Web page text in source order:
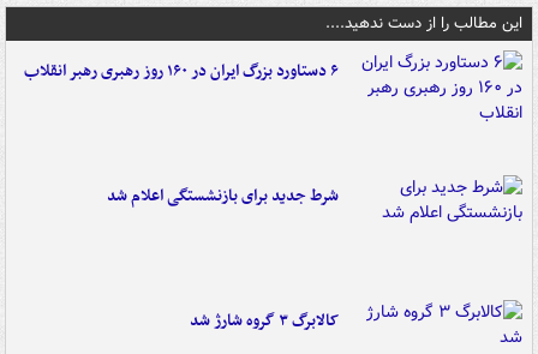
این مطالب را از دست ندهید....
۶ دستاورد بزرگ ایران در ۱۶۰ روز رهبری رهبر انقلاب
شرط جدید برای بازنشستگی اعلام شد
کالابرگ ۳ گروه شارژ شد